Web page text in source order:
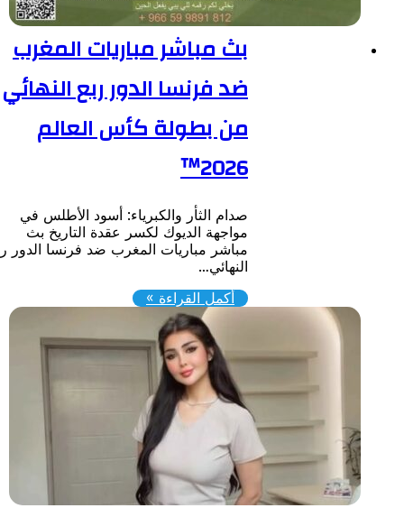
بث مباشر مباريات المغرب
ضد فرنسا الدور ربع النهائي
من بطولة كأس العالم
صدام الثأر والكبرياء: أسود الأطلس في
مواجهة الديوك لكسر عقدة التاريخ بث
مباشر مباريات المغرب ضد فرنسا الدور ربع
أكمل القراءة »